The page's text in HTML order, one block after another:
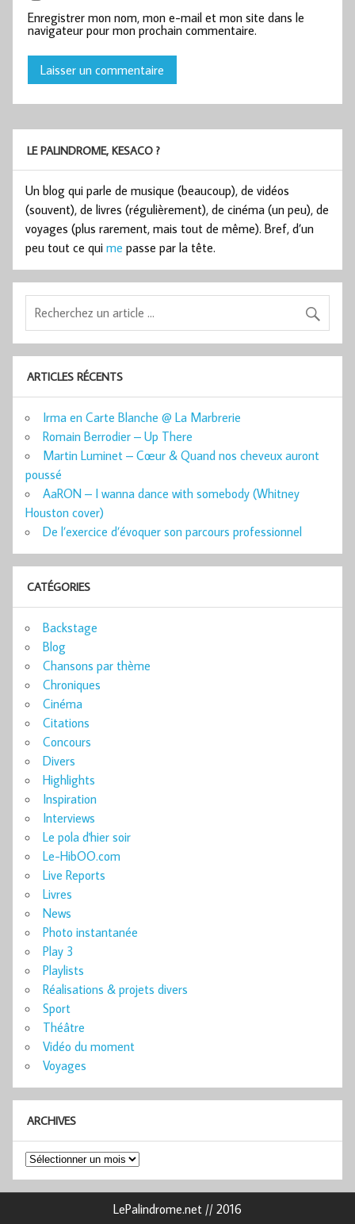
Enregistrer mon nom, mon e-mail et mon site dans le
navigateur pour mon prochain commentaire.
LE PALINDROME, KESACO ?
Un blog qui parle de musique (beaucoup), de vidéos
(souvent), de livres (régulièrement), de cinéma (un peu), de
voyages (plus rarement, mais tout de même). Bref, d’un
peu tout ce qui me passe par la tête.
ARTICLES RÉCENTS
Irma en Carte Blanche @ La Marbrerie
Romain Berrodier – Up There
Martin Luminet – Cœur & Quand nos cheveux auront
poussé
AaRON – I wanna dance with somebody (Whitney
Houston cover)
De l’exercice d’évoquer son parcours professionnel
CATÉGORIES
Backstage
Blog
Chansons par thème
Chroniques
Cinéma
Citations
Concours
Divers
Highlights
Inspiration
Interviews
Le pola d'hier soir
Le-HibOO.com
Live Reports
Livres
News
Photo instantanée
Play 3
Playlists
Réalisations & projets divers
Sport
Théâtre
Vidéo du moment
Voyages
ARCHIVES
Archives
LePalindrome.net // 2016